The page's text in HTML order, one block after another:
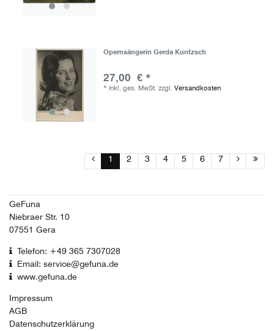
Opernsängerin Gerda Kuntzsch
27,00 € *
* inkl. ges. MwSt. zzgl. Versandkosten
1 2 3 4 5 6 7
GeFuna
Niebraer Str. 10
07551 Gera
Telefon: +49 365 7307028
Email: service@gefuna.de
www.gefuna.de
Impressum
AGB
Datenschutzerklärung